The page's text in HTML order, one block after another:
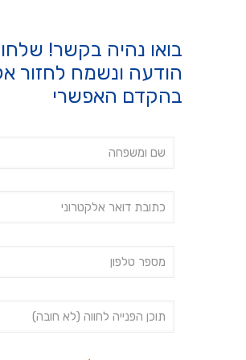
בואו נהיה בקשר! שלחו
הודעה ונשמח לחזור
בהקדם האפשרי